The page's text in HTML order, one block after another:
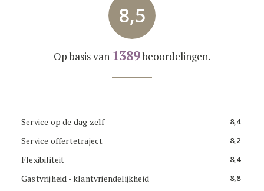
8,5
Op basis van 1389beoordelingen.
Service op de dag zelf 8,4
Service offertetraject 8,2
Flexibiliteit 8,4
Gastvrijheid - klantvriendelijkheid 8,8